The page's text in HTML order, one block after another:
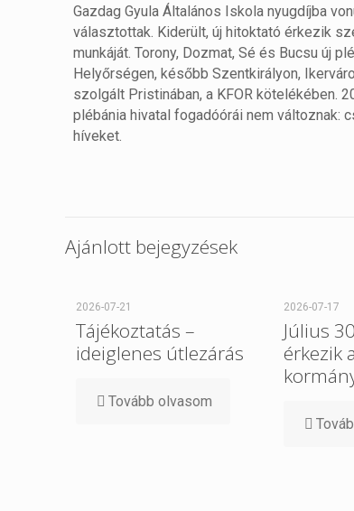
Gazdag Gyula Általános Iskola nyugdíjba
választottak. Kiderült, új hitoktató érkezik
munkáját. Torony, Dozmat, Sé és Bucsu új
Helyőrségen, később Szentkirályon,
szolgált Pristinában, a KFOR kötelékében.
plébánia hivatal fogadóórái nem változnak:
híveket.
Ajánlott bejegyzések
2026-07-21
Tájékoztatás –
ideiglenes útlezárás
Tovább olvasom
2026-07-17
Július
érkezik a